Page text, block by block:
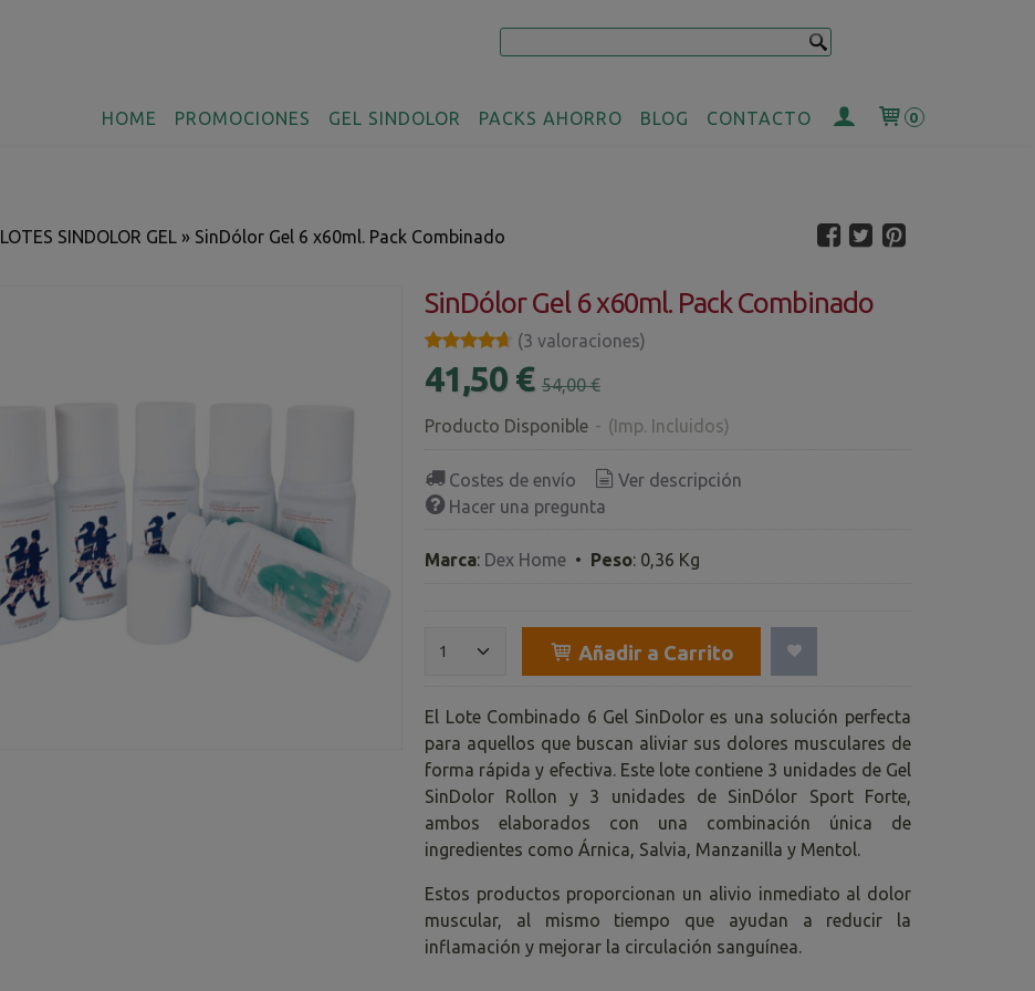
HOME PROMOCIONES GEL SINDOLOR PACKS AHORRO BLOG CONTACTO 0
LOTES SINDOLOR GEL » SinDólor Gel 6 x60ml. Pack Combinado
SinDólor Gel 6 x60ml. Pack Combinado
★★★★★
★★★★★ (3 valoraciones)
41,50 € 54,00 €
Producto Disponible - (Imp. Incluidos)
Costes de envío
Ver descripción
Hacer una pregunta
Marca: Dex Home • Peso: 0,36 Kg
Añadir a Carrito
El Lote Combinado 6 Gel SinDolor es una solución perfecta
para aquellos que buscan aliviar sus dolores musculares de
forma rápida y efectiva. Este lote contiene 3 unidades de Gel
SinDolor Rollon y 3 unidades de SinDólor Sport Forte,
ambos elaborados con una combinación única de
ingredientes como Árnica, Salvia, Manzanilla y Mentol.
Estos productos proporcionan un alivio inmediato al dolor
muscular, al mismo tiempo que ayudan a reducir la
inflamación y mejorar la circulación sanguínea.